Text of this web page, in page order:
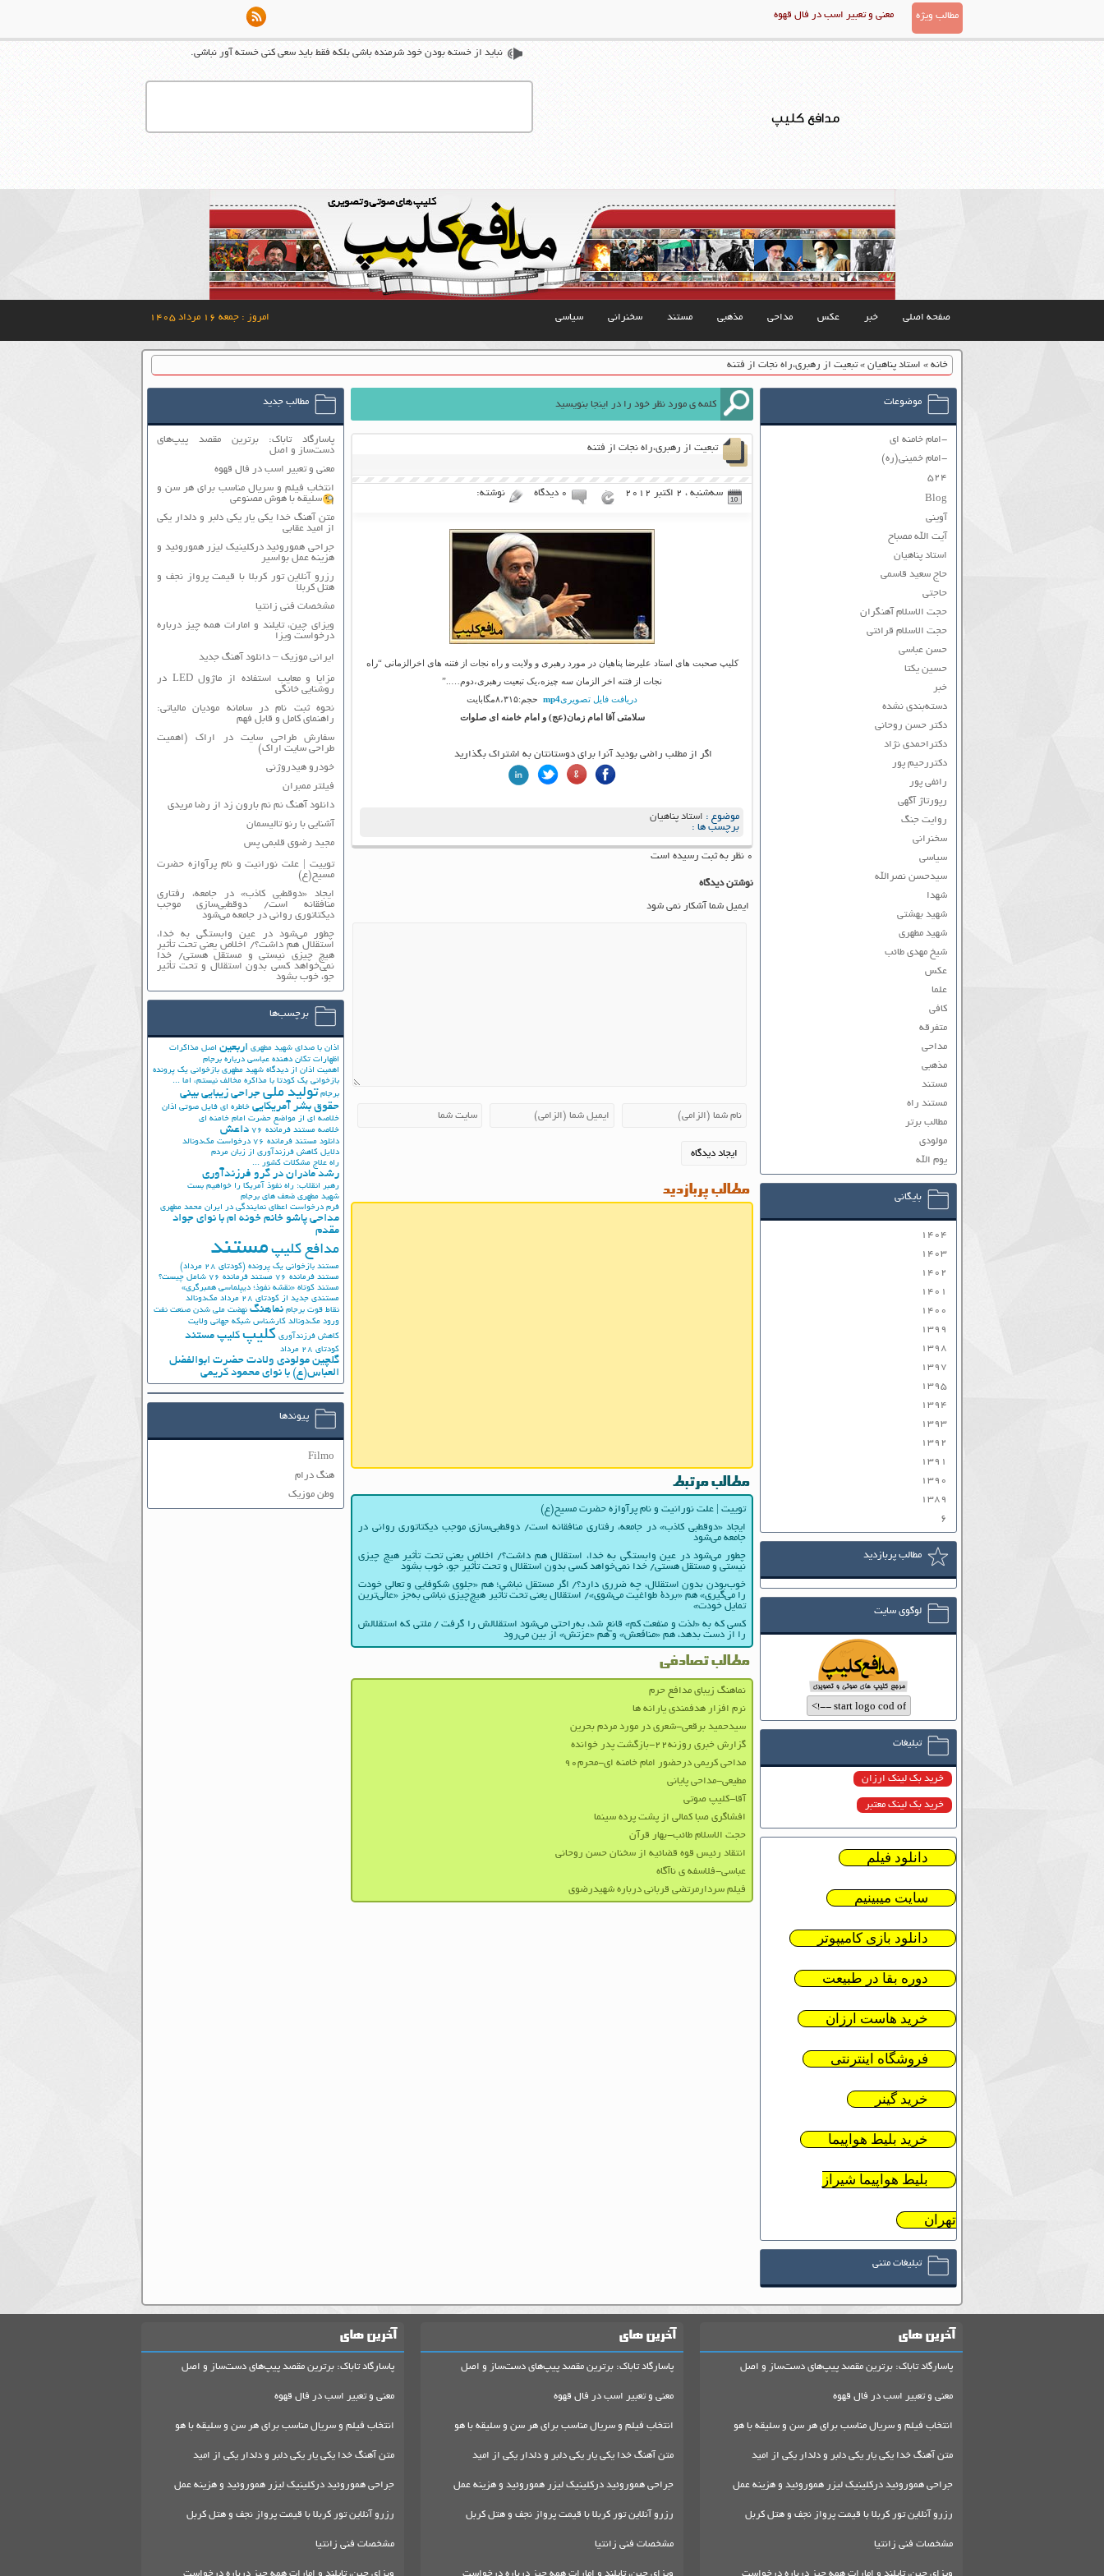
مطالب ویژه معنی و تعبیر اسب در فال قهوه
مدافع کلیپ
نباید از خسته بودن خود شرمنده باشی بلکه فقط باید سعی کنی خسته آور نباشی.
صفحه اصلی خبر عکس مداحی مذهبی مستند سخنرانی سیاسی امروز : جمعه ۱۶ مرداد ۱۴۰۵
خانه» استاد پناهیان»تبعیت از رهبری،راه نجات از فتنه
تبعیت از رهبری،راه نجات از فتنه
سه‌شنبه ، 2 اکتبر 2012 ۰ دیدگاه نوشته:
کلیپ صحبت های استاد علیرضا پناهیان در مورد رهبری و ولایت و راه نجات از فتنه های اخرالزمانی “راه
نجات از فتنه اخر الزمان سه چیزه،یک تبعیت رهبری،دوم…..”
دریافت فایل تصویریmp4 حجم:۸،۳۱۵مگابایت
سلامتی آقا امام زمان(عج) و امام خامنه ای صلوات
اگر از مطلب راضی بودید آنرا برای دوستانتان به اشتراک بگذارید
موضوع : استاد پناهیان
برچسب ها :
۰ نظر به ثبت رسیده است
نوشتن دیدگاه
ایمیل شما آشکار نمی شود
مطالب پربازدید
مطالب مرتبط
توییت | علت نورانیت و نام پرآوازه حضرت مسیح(ع)
ایجاد «دوقطبی کاذب» در جامعه، رفتاری منافقانه است/ دوقطبی‌سازی موجب دیکتاتوری روانی در
جامعه می‌شود
چطور می‌شود در عین وابستگی به خدا، استقلال هم داشت؟/ اخلاص یعنی تحت تأثیر هیچ چیزی
نیستی و مستقل هستی/ خدا نمی‌خواهد کسی بدون استقلال و تحت تأثیر جوّ، خوب بشود
خوب‌بودن بدون استقلال، چه ضرری دارد؟/ اگر مستقل نباشی؛ هم «جلوی شکوفایی و تعالیِ خودت
را می‌گیری» هم «بردۀ طواغیت می‌شوی»/ استقلال یعنی تحت تأثیر هیچ‌چیزی نباشی به‌جز «عالی‌ترین
تمایل خودت»
کسی که به «لذت و منفعتِ کم» قانع شد، به‌راحتی می‌شود استقلالش را گرفت / ملتی که استقلالش
را از دست بدهد، هم «منافعش» و هم «عزتش» از بین می‌رود
مطالب تصادفی
نماهنگ زیبای مدافع حرم
نرم افزار هدفمندی یارانه ها
سیدحمید برقعی-شعری در مورد مردم بحرین
گزارش خبری روزنه۲۲-بازگشت پدر خوانده
مداحی کریمی درحضور امام خامنه ای-محرم۹۰
مطیعی-مداحی پایانی
آقا-کلیپ صوتی
افشاگری صبا کمالی از پشت پرده سینما
حجت الاسلام طائب-بهار قرآن
انتقاد رئیس قوه قضائیه از سخنان حسن روحانی
عباسی-فلاسفه ی ناآگاه
فیلم سردارمرتضی قربانی درباره شهیدرضوی
موضوعات
-امام خامنه ای
-امام خمینی(ره)
۵۲۴
Blog
آوینی
آیت الله مصباح
استاد پناهیان
حاج سعید قاسمی
حاجتی
حجت الاسلام آهنگران
حجت الاسلام قرائتی
حسن عباسی
حسین یکتا
خبر
دسته‌بندی نشده
دکتر حسن روحانی
دکتراحمدی نژاد
دکتررحیم پور
رائفی پور
رپورتاژ آگهی
روایت جنگ
سخنرانی
سیاسی
سیدحسن نصرالله
شهدا
شهید بهشتی
شهید مطهری
شیخ مهدی طائب
عکس
علما
کافی
متفرقه
مداحی
مذهبی
مستند
مستند راه
مطالب برتر
مولودی
یوم الله
بایگانی
۱۴۰۴
۱۴۰۳
۱۴۰۲
۱۴۰۱
۱۴۰۰
۱۳۹۹
۱۳۹۸
۱۳۹۷
۱۳۹۵
۱۳۹۴
۱۳۹۳
۱۳۹۲
۱۳۹۱
۱۳۹۰
۱۳۸۹
۶
مطالب پربازدید
لوگوی سایت
تبلیغات
خرید بک لینک ارزان
خرید بک لینک معتبر
دانلود فیلم
سایت میبینیم
دانلود بازی کامیپوتر
دوره بقا در طبیعت
خرید هاست ارزان
فروشگاه اینترنتی
خرید گینر
خرید بلیط هواپیما
بلیط هواپیما شیراز
تهران
تبلیغات متنی
مطالب جدید
پاسارگاد تاباک: برترین مقصد پیپ‌های
دست‌ساز و اصل
معنی و تعبیر اسب در فال قهوه
انتخاب فیلم و سریال مناسب برای هر سن و
سلیقه با هوش مصنوعی
متن آهنگ خدا یکی یار یکی دلبر و دلدار یکی
از امید عقابی
جراحی هموروئید درکلینیک لیزر هموروئید و
هزینه عمل بواسیر
رزرو آنلاین تور کربلا با قیمت پرواز نجف و
هتل کربلا
مشخصات فنی زانتیا
ویزای چین، تایلند و امارات همه چیز درباره
درخواست ویزا
ایرانی موزیک – دانلود آهنگ جدید
مزایا و معایب استفاده از ماژول LED در
روشنایی خانگی
نحوه ثبت نام در سامانه مودیان مالیاتی:
راهنمای کامل و قابل فهم
سفارش طراحی سایت در اراک (اهمیت
طراحی سایت اراک)
خودرو هیدروژنی
فیلتر ممبران
دانلود آهنگ نم نم بارون زد از رضا مریدی
آشنایی با رنو تالیسمان
مجید رضوی قلبمی پس
توییت | علت نورانیت و نام پرآوازه حضرت
مسیح(ع)
ایجاد «دوقطبی کاذب» در جامعه، رفتاری
منافقانه است/ دوقطبی‌سازی موجب
دیکتاتوری روانی در جامعه می‌شود
چطور می‌شود در عین وابستگی به خدا،
استقلال هم داشت؟/ اخلاص یعنی تحت تأثیر
هیچ چیزی نیستی و مستقل هستی/ خدا
نمی‌خواهد کسی بدون استقلال و تحت تأثیر
جوّ، خوب بشود
برچسب‌ها
اذان با صدای شهید مطهری اربعین اصل مذاکرات
اظهارات تکان دهنده عباسی درباره برجام
اهمیت اذان از دیدگاه شهید مطهری بازخوانی یک پرونده
بازخوانی یک کودتا با مذاکره مخالف نیستم، اما ...
برجام تولید ملی جراحی زیبایی بینی
حقوق بشر آمریکایی خاطره ای فایل صوتی اذان
خلاصه ای از مواضع حضرت امام خامنه ای
خلاصه مستند فرمانده 76
داعش
دانلود مستند فرمانده 76
درخواست مک‌دونالد
دلایل کاهش فرزندآوری از زبان مردم
راه علاج مشکلات کشور ...
رشد مادران در گرو فرزندآوری
رهبر انقلاب: راه نفوذ آمریکا را خواهیم بست
شهید مطهری ضعف های برجام
فرم درخواست اعطای نمایندگی در ایران محمد مطهری
مداحی پاشو خانم خونه ام با نوای جواد
مقدم
مدافع کلیپ مستند
مستند بازخوانی یک پرونده (کودتای 28 مرداد)
مستند فرمانده 76
مستند فرمانده 76 شامل چیست؟
مستند کوتاه «نقشه نفوذ؛ دیپلماسی همبرگری»
مستندی جدید از کودتای 28 مرداد
مک‌دونالد
نقاط قوت برجام نماهنگ نهضت ملي شدن صنعت نفت
ورود مک‌دونالد کارشناس شبکه جهانی ولایت
کاهش فرزندآوری کلیپ کلیپ مستند
کودتای 28 مرداد
گلچین مولودی ولادت حضرت ابوالفضل
العباس(ع) با نوای محمود کریمی
پیوندها
Filmo
هنگ درام
وطن موزیک
آخرین های
پاسارگاد تاباک: برترین مقصد پیپ‌های دست‌ساز و اصل
معنی و تعبیر اسب در فال قهوه
انتخاب فیلم و سریال مناسب برای هر سن و سلیقه با هو
متن آهنگ خدا یکی یار یکی دلبر و دلدار یکی از امید
جراحی هموروئید درکلینیک لیزر هموروئید و هزینه عمل
رزرو آنلاین تور کربلا با قیمت پرواز نجف و هتل کربل
مشخصات فنی زانتیا
آخرین های
پاسارگاد تاباک: برترین مقصد پیپ‌های دست‌ساز و اصل
معنی و تعبیر اسب در فال قهوه
انتخاب فیلم و سریال مناسب برای هر سن و سلیقه با هو
متن آهنگ خدا یکی یار یکی دلبر و دلدار یکی از امید
جراحی هموروئید درکلینیک لیزر هموروئید و هزینه عمل
رزرو آنلاین تور کربلا با قیمت پرواز نجف و هتل کربل
مشخصات فنی زانتیا
آخرین های
پاسارگاد تاباک: برترین مقصد پیپ‌های دست‌ساز و اصل
معنی و تعبیر اسب در فال قهوه
انتخاب فیلم و سریال مناسب برای هر سن و سلیقه با هو
متن آهنگ خدا یکی یار یکی دلبر و دلدار یکی از امید
جراحی هموروئید درکلینیک لیزر هموروئید و هزینه عمل
رزرو آنلاین تور کربلا با قیمت پرواز نجف و هتل کربل
مشخصات فنی زانتیا